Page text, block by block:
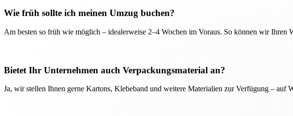
Wie früh sollte ich meinen Umzug buchen?
Am besten so früh wie möglich – idealerweise 2–4 Wochen im Voraus. So können wir Ihren
Bietet Ihr Unternehmen auch Verpackungsmaterial an?
Ja, wir stellen Ihnen gerne Kartons, Klebeband und weitere Materialien zur Verfügung – auf